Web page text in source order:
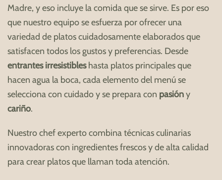
Madre, y eso incluye la comida que se sirve. Es por eso
que nuestro equipo se esfuerza por ofrecer una
variedad de platos cuidadosamente elaborados que
satisfacen todos los gustos y preferencias. Desde
entrantes irresistibleshasta platos principales que
hacen agua la boca, cada elemento del menú se
selecciona con cuidado y se prepara con pasióny
cariño.
Nuestro chef experto combina técnicas culinarias
innovadoras con ingredientes frescos y de alta calidad
para crear platos que llaman toda atención.